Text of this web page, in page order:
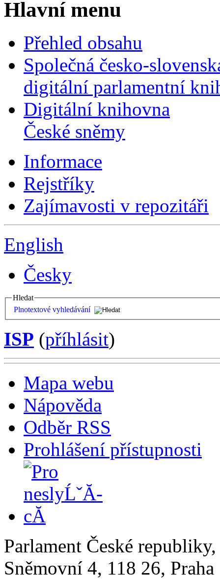
Hlavní menu
Přehled obsahu
Společná česko-
digitální parlamentní
Digitální knihovna
České sněmy
Informace
Rejstříky
Zajímavosti v repozitáři
English
Česky
Hledat
Plnotextové vyhledávání
ISP (příhlásit)
Mapa webu
Nápověda
Odběr RSS
Prohlášení přístupnosti
Parlament České
Sněmovní 4, 118 26,